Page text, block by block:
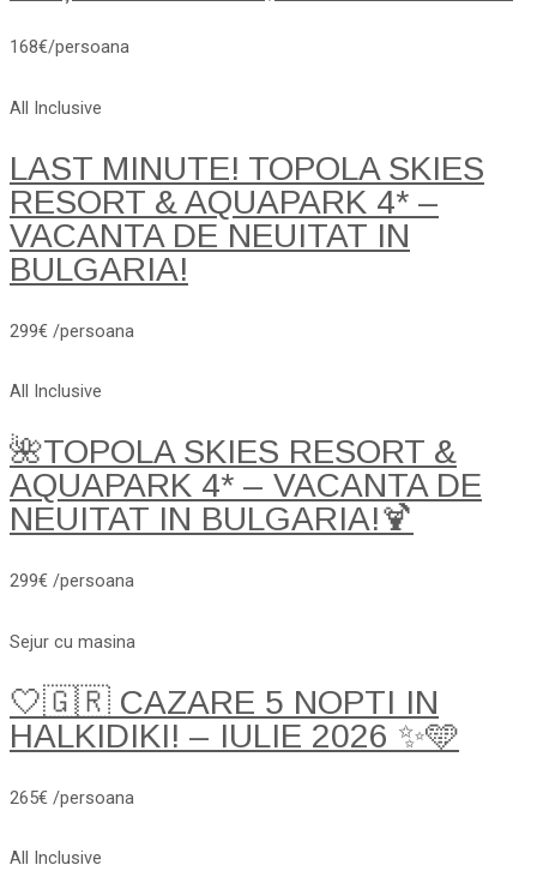
168€/persoana
All Inclusive
LAST MINUTE! TOPOLA SKIES
RESORT & AQUAPARK 4* –
VACANTA DE NEUITAT IN
BULGARIA!
299€ /persoana
All Inclusive
🌺TOPOLA SKIES RESORT &
AQUAPARK 4* – VACANTA DE
NEUITAT IN BULGARIA!🍹
299€ /persoana
Sejur cu masina
🤍🇬🇷 CAZARE 5 NOPTI IN
HALKIDIKI! – IULIE 2026 ✨🩵
265€ /persoana
All Inclusive